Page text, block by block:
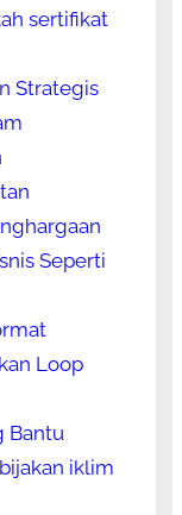
sertifikat
Strategis
Seperti
Loop
Bantu
iklim